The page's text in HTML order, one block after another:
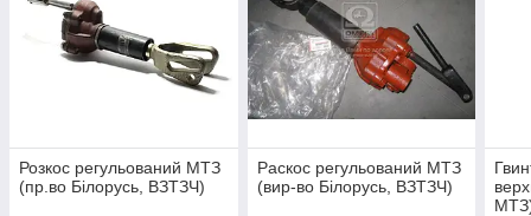
Розкос регульований МТЗ
(пр.во Білорусь, ВЗТЗЧ)
Раскос регульований МТЗ
(вир-во Білорусь, ВЗТЗЧ)